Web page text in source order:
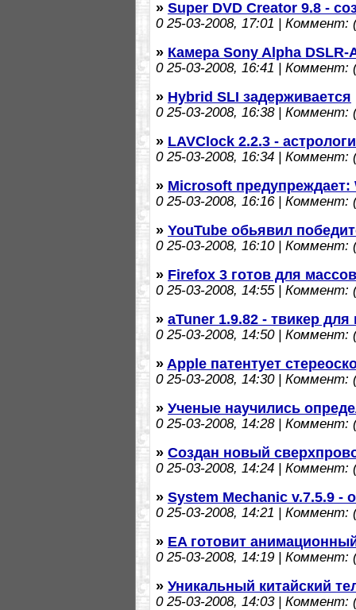
» Super DVD Creator 9.8 -
025-03-2008, 17:01 | Коммент:
» Камера Sony Alpha
025-03-2008, 16:41 | Коммент:
» Hybrid SLI задерживается
025-03-2008, 16:38 | Коммент:
» LAVClock 2.2.3 -
025-03-2008, 16:34 | Коммент:
» Microsoft предупреждает:
025-03-2008, 16:16 | Коммент:
» YouTube обьявил
025-03-2008, 16:10 | Коммент:
» Firefox 3 готов для
025-03-2008, 14:55 | Коммент:
» aTuner 1.9.82 - твикер
025-03-2008, 14:50 | Коммент:
» Apple патентует
025-03-2008, 14:30 | Коммент:
» Ученые научились
025-03-2008, 14:28 | Коммент:
» Создан новый
025-03-2008, 14:24 | Коммент:
» System Mechanic v.7.5.9 -
025-03-2008, 14:21 | Коммент:
» EA готовит
025-03-2008, 14:19 | Коммент:
» Уникальный китайский
025-03-2008, 14:03 | Коммент: